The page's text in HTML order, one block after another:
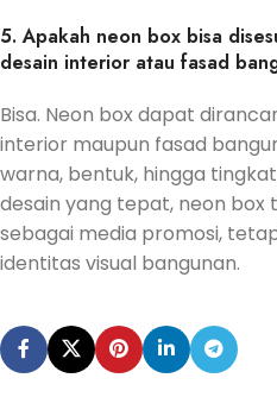
5. Apakah neon box bisa
desain interior atau fasad
Bisa. Neon box dapat
interior maupun fasad
warna, bentuk, hingga
desain yang tepat, neon box
sebagai media promosi,
identitas visual bangunan.